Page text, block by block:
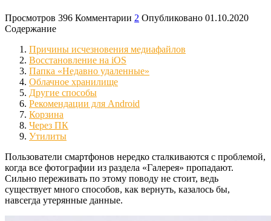
Просмотров 396 Комментарии 2 Опубликовано 01.10.2020
Содержание
Причины исчезновения медиафайлов
Восстановление на iOS
Папка «Недавно удаленные»
Облачное хранилище
Другие способы
Рекомендации для Android
Корзина
Через ПК
Утилиты
Пользователи смартфонов нередко сталкиваются с проблемой,
когда все фотографии из раздела «Галерея» пропадают.
Сильно переживать по этому поводу не стоит, ведь
существует много способов, как вернуть, казалось бы,
навсегда утерянные данные.